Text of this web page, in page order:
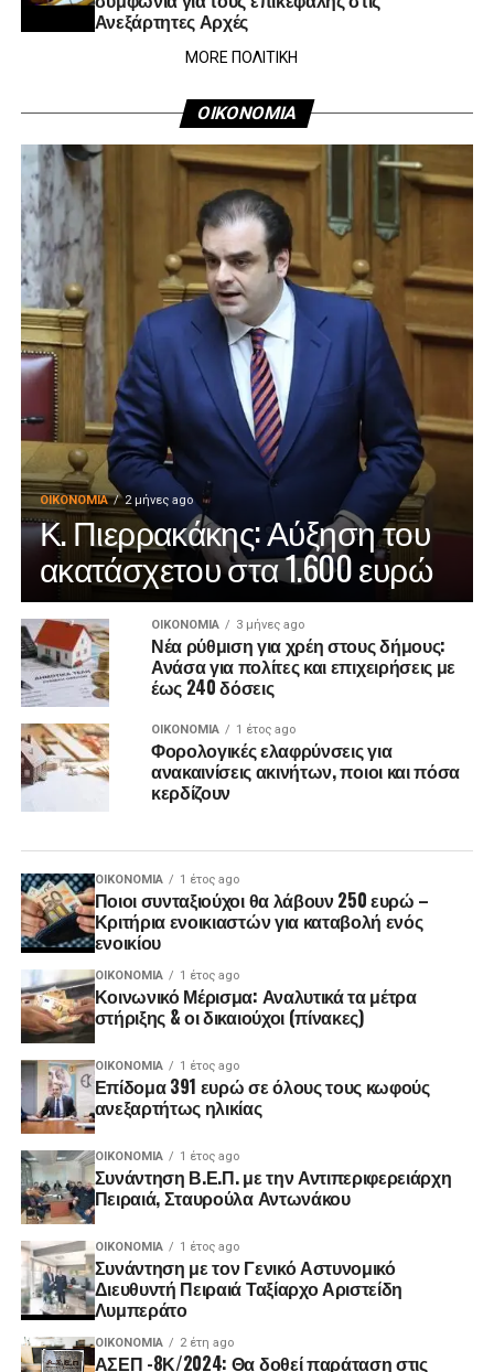
Ανεξάρτητες Αρχές
MORE ΠΟΛΙΤΙΚΗ
ΟΙΚΟΝΟΜΙΑ
ΟΙΚΟΝΟΜΊΑ 2 μήνες ago
Κ. Πιερρακάκης: Αύξηση του
ακατάσχετου στα 1.600 ευρώ
ΟΙΚΟΝΟΜΊΑ 3 μήνες ago
Νέα ρύθμιση για χρέη στους δήμους:
Ανάσα για πολίτες και επιχειρήσεις με
έως 240 δόσεις
ΟΙΚΟΝΟΜΊΑ 1 έτος ago
Φορολογικές ελαφρύνσεις για
ανακαινίσεις ακινήτων, ποιοι και πόσα
κερδίζουν
ΟΙΚΟΝΟΜΊΑ 1 έτος ago
Ποιοι συνταξιούχοι θα λάβουν 250 ευρώ –
Κριτήρια ενοικιαστών για καταβολή ενός
ενοικίου
ΟΙΚΟΝΟΜΊΑ 1 έτος ago
Κοινωνικό Μέρισμα: Αναλυτικά τα μέτρα
στήριξης & οι δικαιούχοι (πίνακες)
ΟΙΚΟΝΟΜΊΑ 1 έτος ago
Επίδομα 391 ευρώ σε όλους τους κωφούς
ανεξαρτήτως ηλικίας
ΟΙΚΟΝΟΜΊΑ 1 έτος ago
Συνάντηση Β.Ε.Π. με την Αντιπεριφερειάρχη
Πειραιά, Σταυρούλα Αντωνάκου
ΟΙΚΟΝΟΜΊΑ 1 έτος ago
Συνάντηση με τον Γενικό Αστυνομικό
Διευθυντή Πειραιά Ταξίαρχο Αριστείδη
Λυμπεράτο
ΟΙΚΟΝΟΜΊΑ 2 έτη ago
ΑΣΕΠ -8Κ/2024: Θα δοθεί παράταση στις